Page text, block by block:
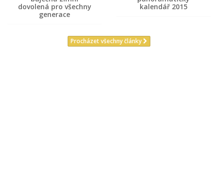
dovolená pro všechny
generace
kalendář 2015
Procházet všechny články